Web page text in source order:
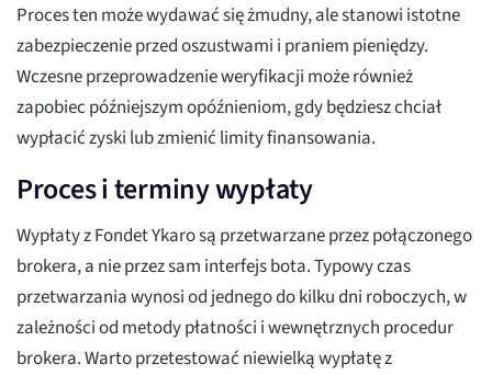
Proces ten może wydawać się żmudny, ale stanowi istotne
zabezpieczenie przed oszustwami i praniem pieniędzy.
Wczesne przeprowadzenie weryfikacji może również
zapobiec późniejszym opóźnieniom, gdy będziesz chciał
wypłacić zyski lub zmienić limity finansowania.
Proces i terminy wypłaty
Wypłaty z Fondet Ykaro są przetwarzane przez połączonego
brokera, a nie przez sam interfejs bota. Typowy czas
przetwarzania wynosi od jednego do kilku dni roboczych, w
zależności od metody płatności i wewnętrznych procedur
brokera. Warto przetestować niewielką wypłatę z